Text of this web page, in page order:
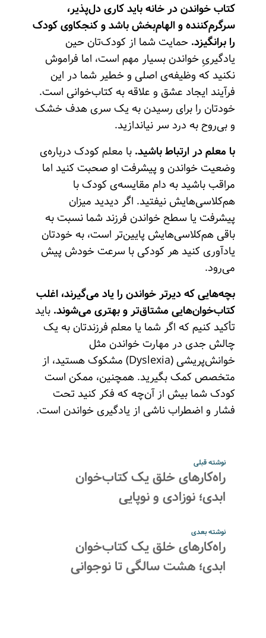
کتاب خواندن در خانه باید کاری دل‌پذیر،
سرگرم‌کننده و الهام‌بخش باشد و کنجکاوی کودک
را برانگیزد. حمایت شما از کودک‌تان حین
یادگیریِ خواندن بسیار مهم است، اما فراموش
نکنید که وظیفه‌ی اصلی و خطیر شما در این
فرآیند ایجاد عشق و علاقه به کتاب‌خوانی است.
خودتان را برای رسیدن به یک سری هدف خشک
و بی‌روح به درد سر نیاندازید.
با معلم در ارتباط باشید. با معلم کودک درباره‌ی
وضعیت خواندن و پیشرفت او صحبت کنید اما
مراقب باشید به دام مقایسه‌ی کودک با
هم‌کلاسی‌هایش نیفتید. اگر دیدید میزان
پیشرفت یا سطح خواندن فرزند شما نسبت به
باقی هم‌کلاسی‌هایش پایین‌تر است، به خودتان
یادآوری کنید هر کودکی با سرعت خودش پیش
می‌رود.
بچه‌هایی که دیرتر خواندن را یاد می‌گیرند، اغلب
کتاب‌خوان‌هایی مشتاق‌تر و بهتری می‌شوند. باید
تأکید کنیم که اگر شما یا معلم فرزندتان به یک
چالش جدی در مهارت خواندن مثل
خوانش‌پریشی (Dyslexia) مشکوک هستید، از
متخصص کمک بگیرید. همچنین، ممکن است
کودک شما بیش از آن‌چه که فکر کنید تحت
فشار و اضطراب ناشی از یادگیری خواندن است.
نوشته قبلی
راه‌کارهای خلق یک کتاب‌خوان
ابدی؛ نوزادی و نوپایی
نوشته بعدی
راه‌کارهای خلق یک کتاب‌خوان
ابدی؛ هشت سالگی تا نوجوانی